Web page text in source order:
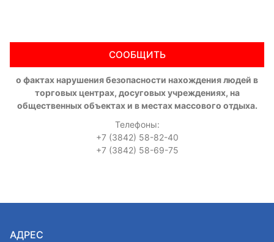
СООБЩИТЬ
о фактах нарушения безопасности нахождения людей в
торговых центрах, досуговых учреждениях, на
общественных объектах и в местах массового отдыха.
Телефоны:
+7 (3842) 58-82-40
+7 (3842) 58-69-75
АДРЕС